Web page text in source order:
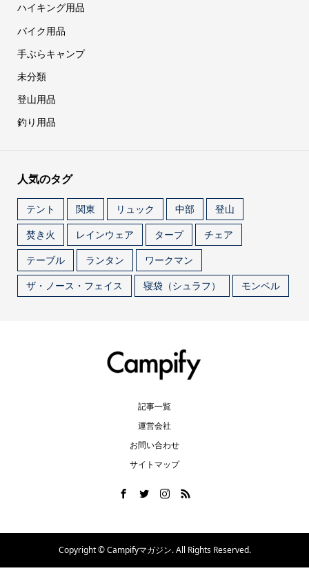
ハイキング用品
バイク用品
手ぶらキャンプ
未分類
登山用品
釣り用品
人気のタグ
テント 関東 リュック 中部
登山
焚き火
レインウェア タープ
チェア
テーブル
ランタン
ワークマン
ザ・ノース・フェイス
寝袋（シュラフ） モンベル
記事一覧
運営会社
お問い合わせ
サイトマップ
Copyright ©Campifyマガジン. All Rights Reserved.